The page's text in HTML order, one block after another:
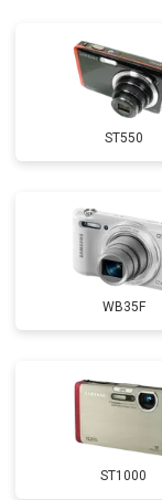
ST550
WB35F
ST1000